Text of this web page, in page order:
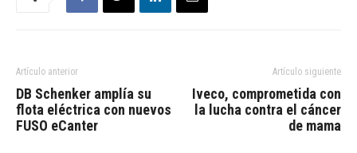
Artículo anterior
DB Schenker amplía su
flota eléctrica con nuevos
FUSO eCanter
Artículo siguiente
Iveco, comprometida con
la lucha contra el cáncer
de mama